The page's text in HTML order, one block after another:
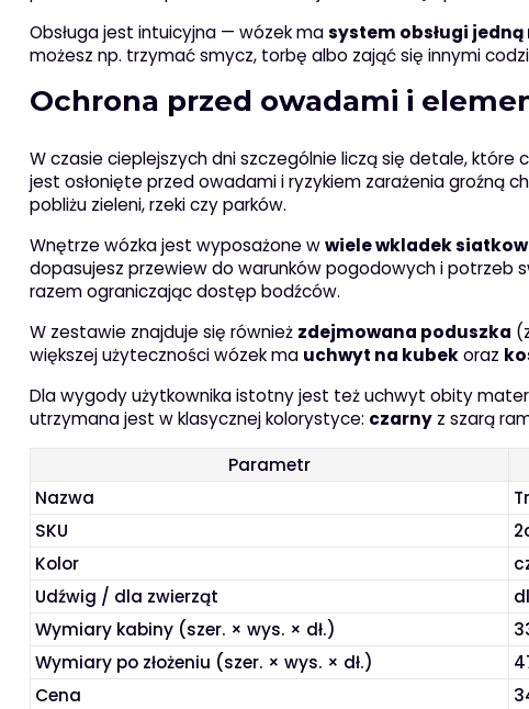
Obsługa jest intuicyjna — wózek masystem obsługi
możesz np. trzymać smycz, torbę albo zająć się innymi
Ochrona przed owadami i
W czasie cieplejszych dni szczególnie liczą się detale, które
jest osłonięte przed owadami i ryzykiem zarażenia groźną
pobliżu zieleni, rzeki czy parków.
Wnętrze wózka jest wyposażone wwiele wkladek
dopasujesz przewiew do warunków pogodowych i potrzeb
razem ograniczając dostęp bodźców.
W zestawie znajduje się również zdejmowana poduszka
większej użyteczności wózek ma uchwyt na kubekoraz
Dla wygody użytkownika istotny jest też uchwyt obity
utrzymana jest w klasycznej kolorystyce: czarnyz szarą
Parametr
Nazwa
SKU
Kolor
Udźwig / dla zwierząt
Wymiary kabiny (szer. × wys. × dł.)
Wymiary po złożeniu (szer. × wys. × dł.)
Cena